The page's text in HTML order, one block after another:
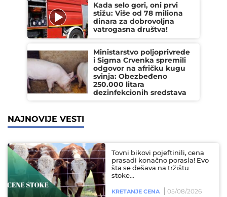
Kada selo gori, oni prvi
stižu: Više od 78 miliona
dinara za dobrovoljna
vatrogasna društva!
Ministarstvo poljoprivrede
i Sigma Crvenka spremili
odgovor na afričku kugu
svinja: Obezbeđeno
250.000 litara
dezinfekcionih sredstava
NAJNOVIJE VESTI
Tovni bikovi pojeftinili, cena
prasadi konačno porasla! Evo
šta se dešava na tržištu
stoke...
KRETANJE CENA 05/08/2026